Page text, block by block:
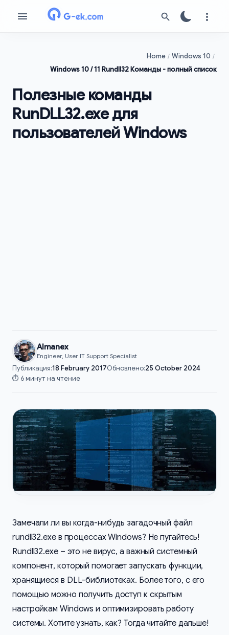
Home
Windows 10
Windows 10 / 11 Rundll32 Команды - полный список
Полезные команды
RunDLL32.exe для
пользователей Windows
Almanex
Engineer, User IT Support Specialist
Публикация:18 February 2017Обновлено:25 October 2024
⏱️ 6 минут на чтение
Замечали ли вы когда-нибудь загадочный файл
rundll32.exe в процессах Windows? Не пугайтесь!
Rundll32.exe – это не вирус, а важный системный
компонент, который помогает запускать функции,
хранящиеся в DLL-библиотеках. Более того, с его
помощью можно получить доступ к скрытым
настройкам Windows и оптимизировать работу
системы. Хотите узнать, как? Тогда читайте дальше!